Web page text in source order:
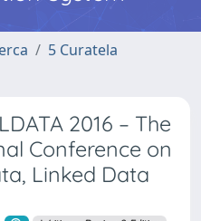
5 Curatela
2016 – The
Conference on
Linked Data